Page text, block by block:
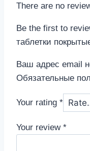
There are no
Be the first to
таблетки
Ваш адрес email
Обязательные
Your rating *
Your review *